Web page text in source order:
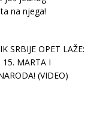
na njega!
SRBIJE OPET LAŽE:
15. MARTA I
(VIDEO)